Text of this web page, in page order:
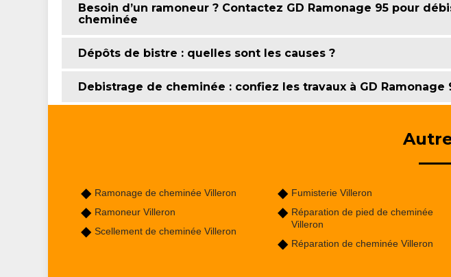
Besoin d’un ramoneur ? Contactez GD Ramonage 95 pour
cheminée
Dépôts de bistre : quelles sont les causes ?
Debistrage de cheminée : confiez les travaux à GD Ramonage
Ramonage de cheminée Villeron
Ramoneur Villeron
Scellement de cheminée Villeron
Fumisterie Villeron
Réparation de pied de cheminée
Villeron
Réparation de cheminée Villeron